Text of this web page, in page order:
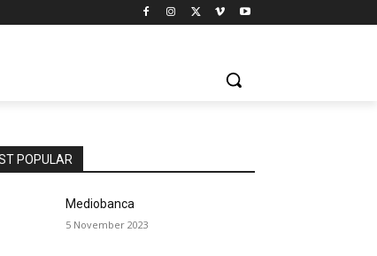
POPULAR
Mediobanca
5 November 2023